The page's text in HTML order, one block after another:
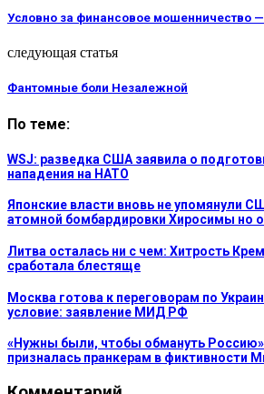
Условно за финансовое мошенничество
следующая статья
Фантомные боли Незалежной
По теме:
WSJ: разведка США заявила о
нападения на НАТО
Японские власти вновь не упомянули
атомной бомбардировки Хиросимы но
Литва осталась ни с чем: Хитрость
сработала блестяще
Москва готова к переговорам по
условие: заявление МИД РФ
«Нужны были, чтобы обмануть
призналась пранкерам в фиктивности